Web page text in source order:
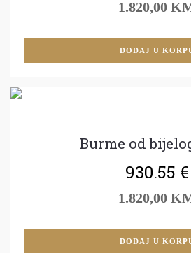
1.820,00
DODAJ U
Burme od
930.55 €
1.820,00
DODAJ U